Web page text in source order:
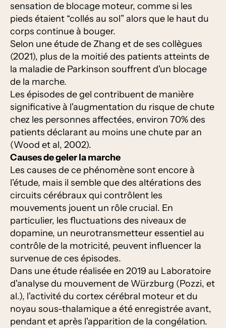
sensation de blocage moteur, comme si les
pieds étaient “collés au sol” alors que le haut du
corps continue à bouger.
Selon une étude de Zhang et de ses collègues
(2021), plus de la moitié des patients atteints de
la maladie de Parkinson souffrent d'un blocage
de la marche.
Les épisodes de gel contribuent de manière
significative à l'augmentation du risque de chute
chez les personnes affectées, environ 70% des
patients déclarant au moins une chute par an
(Wood et al, 2002).
Causes degeler la marche
Les causes de ce phénomène sont encore à
l'étude, mais il semble que des altérations des
circuits cérébraux qui contrôlent les
mouvements jouent un rôle crucial. En
particulier, les fluctuations des niveaux de
dopamine, un neurotransmetteur essentiel au
contrôle de la motricité, peuvent influencer la
survenue de ces épisodes.
Dans une étude réalisée en 2019 au Laboratoire
d'analyse du mouvement de Würzburg (Pozzi, et
al.), l'activité du cortex cérébral moteur et du
noyau sous-thalamique a été enregistrée avant,
pendant et après l'apparition de la congélation.